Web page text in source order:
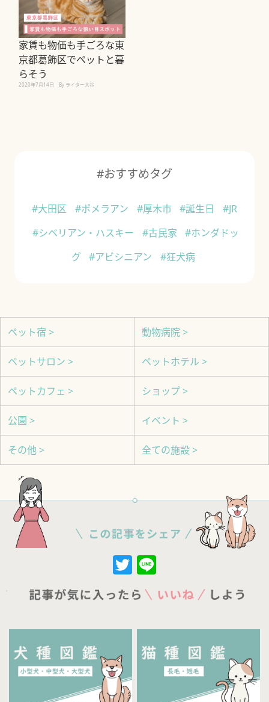
家賃も物価も手ごろな東
京都葛飾区でペットと暮
らそう
2020年7月14日 By ライター大谷
#おすすめタグ
#大田区 #ポメラアン #厚木市 #誕生日
#JR
#シベリアン・ハスキー
#古民家
#ホンダドッ
グ
#アビシニアン #狂犬病
ペット宿 > 動物病院 >
ペットサロン > ペットホテル >
ペットカフェ > ショップ >
公園 > イベント >
その他 > 全ての施設 >
Twitter